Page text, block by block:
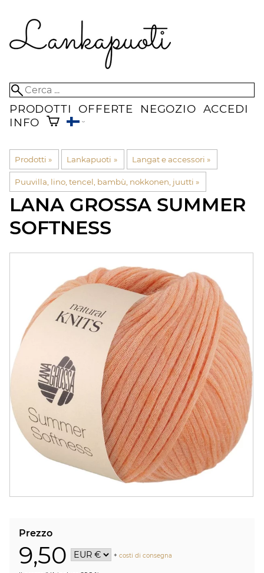
PRODOTTI OFFERTE NEGOZIO ACCEDI
INFO
Prodotti ‪» Lankapuoti ‪» Langat e accessori ‪»
Puuvilla, lino, tencel, bambù, nokkonen, juutti ‪»
LANA GROSSA SUMMER
SOFTNESS
Prezzo
9,50 +costi di consegna